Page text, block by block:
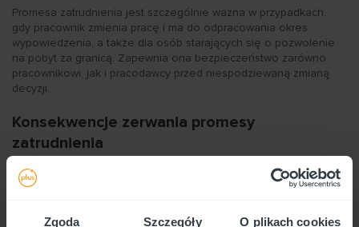
Zgoda Szczegóły O plikach cookies
Promesa zatrudnienia jest szczególnie ważna w przypadkach,
gdy pracownik zmienia pracę i ma do odpracowania okres
wypowiedzenia, a także dla osób starających się o pozwolenie
na pobyt za granicą. Zapewnia ona bezpieczeństwo zarówno
pracownikowi, jak i pracodawcy przed niespodziewaną zmianą
decyzji​​.
Konsekwencje zerwania promesy
zatrudnienia
Zerwanie promesy zatrudnienia może wiązać się z
konsekwencjami prawnymi, zwłaszcza jeśli umowa przedwstępna
takim przypadku strona, która doświadczyła złamania warunków